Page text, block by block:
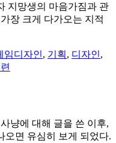
지망생의 마음가짐과 관
장 크게 다가오는 지적
임디자인, 기획, 디자인,
냥에 대해 글을 쓴 이후,
오면 유심히 보게 되었다.